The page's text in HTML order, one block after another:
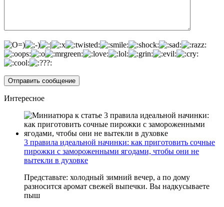
Интересное
3 правила идеальной начинки: как приготовить сочные
пирожки с замороженными ягодами, чтобы они не
вытекли в духовке
Представьте: холодный зимний вечер, а по дому
разносится аромат свежей выпечки. Вы надкусываете
пыш